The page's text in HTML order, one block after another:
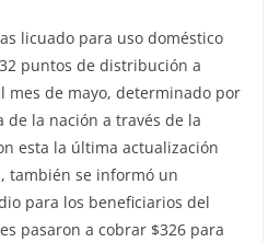
licuado para uso doméstico
puntos de distribución a
mes de mayo, determinado por
de la nación a través de la
esta la última actualización
también se informó un
para los beneficiarios del
pasaron a cobrar $326 para